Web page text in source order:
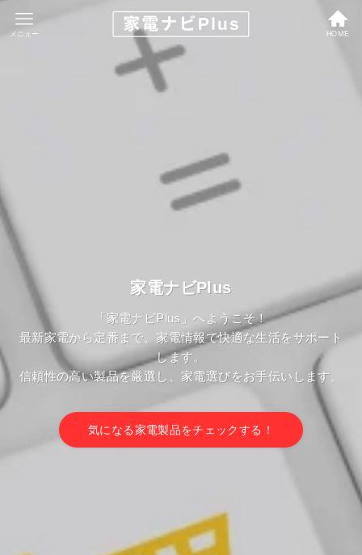
HOME
メニュー
家電ナビPlus
「家電ナビPlus」へようこそ！
最新家電から定番まで、家電情報で快適な生活をサポート
します。
信頼性の高い製品を厳選し、家電選びをお手伝いします。
気になる家電製品をチェックする！